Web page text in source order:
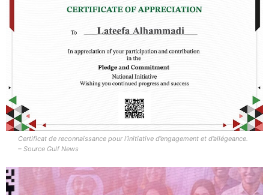
Certificat de reconnaissance pour l’initiative d’engagement et d’allégeance.
– Source Gulf News